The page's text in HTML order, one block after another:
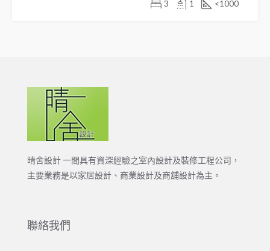
3 1 <1000
晴舍設計 一間具有資深經驗之室內設計及裝修工程公司，
主要業務是以家居設計、商業設計及商舖設計為主。
聯絡我們